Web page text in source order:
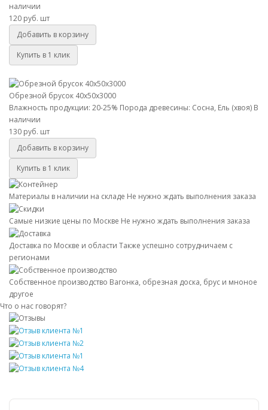
наличии
120 руб. шт
Добавить в корзину
Купить в 1 клик
Обрезной брусок 40х50х3000
Влажность продукции: 20-25% Порода древесины: Сосна, Ель (хвоя) В
наличии
130 руб. шт
Добавить в корзину
Купить в 1 клик
Материалы в наличии на складе Не нужно ждать выполнения заказа
Самые низкие цены по Москве Не нужно ждать выполнения заказа
Доставка по Москве и области Также успешно сотрудничаем с
регионами
Собственное производство Вагонка, обрезная доска, брус и мноное
другое
Что о нас говорят?